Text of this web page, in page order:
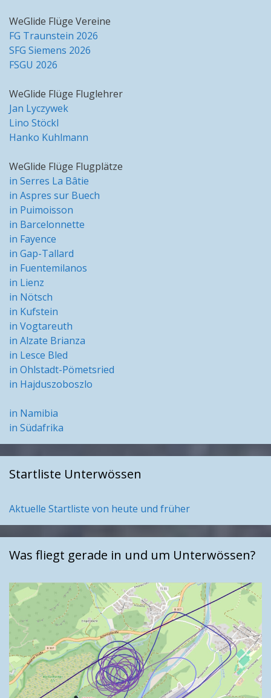
WeGlide Flüge Vereine
FG Traunstein 2026
SFG Siemens 2026
FSGU 2026
WeGlide Flüge Fluglehrer
Jan Lyczywek
Lino Stöckl
Hanko Kuhlmann
WeGlide Flüge Flugplätze
in Serres La Bâtie
in Aspres sur Buech
in Puimoisson
in Barcelonnette
in Fayence
in Gap-Tallard
in Fuentemilanos
in Lienz
in Nötsch
in Kufstein
in Vogtareuth
in Alzate Brianza
in Lesce Bled
in Ohlstadt-Pömetsried
in Hajduszoboszlo
in Namibia
in Südafrika
Startliste Unterwössen
Aktuelle Startliste von heute und früher
Was fliegt gerade in und um Unterwössen?